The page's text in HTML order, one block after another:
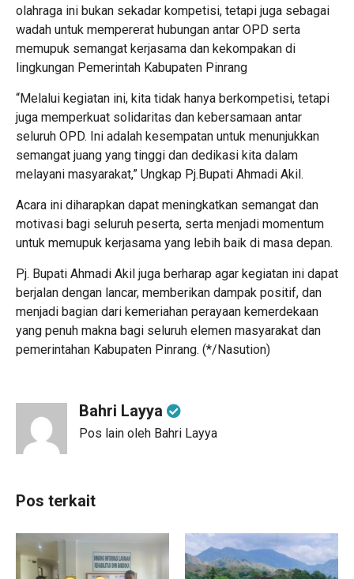
olahraga ini bukan sekadar kompetisi, tetapi juga sebagai
wadah untuk mempererat hubungan antar OPD serta
memupuk semangat kerjasama dan kekompakan di
lingkungan Pemerintah Kabupaten Pinrang
“Melalui kegiatan ini, kita tidak hanya berkompetisi, tetapi
juga memperkuat solidaritas dan kebersamaan antar
seluruh OPD. Ini adalah kesempatan untuk menunjukkan
semangat juang yang tinggi dan dedikasi kita dalam
melayani masyarakat,” Ungkap Pj.Bupati Ahmadi Akil.
Acara ini diharapkan dapat meningkatkan semangat dan
motivasi bagi seluruh peserta, serta menjadi momentum
untuk memupuk kerjasama yang lebih baik di masa depan.
Pj. Bupati Ahmadi Akil juga berharap agar kegiatan ini dapat
berjalan dengan lancar, memberikan dampak positif, dan
menjadi bagian dari kemeriahan perayaan kemerdekaan
yang penuh makna bagi seluruh elemen masyarakat dan
pemerintahan Kabupaten Pinrang. (*/Nasution)
Bahri Layya
Pos lain oleh Bahri Layya
Pos terkait